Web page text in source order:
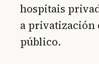
hospitais
a privatización
público.